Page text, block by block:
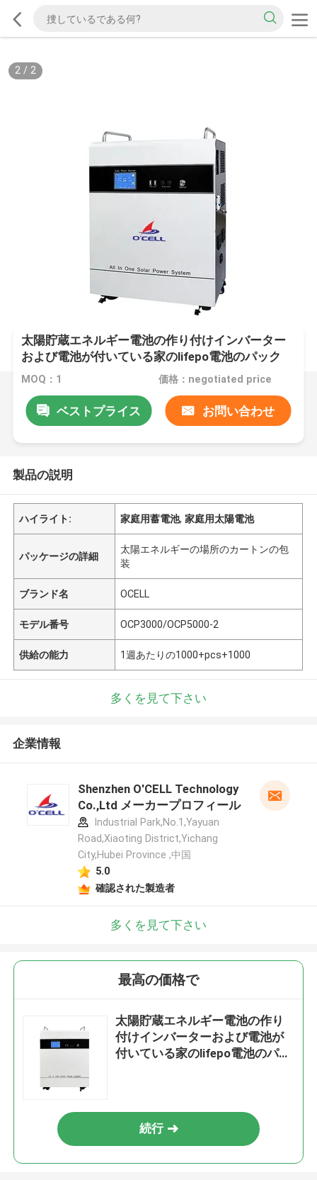
2/ 2
太陽貯蔵エネルギー電池の作り付けインバーター
および電池が付いている家のlifepo電池のパック
MOQ：1 価格：negotiated price
ベストプライス お問い合わせ
製品の説明
ハイライト: 家庭用蓄電池,家庭用太陽電池
パッケージの詳細
太陽エネルギーの場所のカートンの包
装
ブランド名 OCELL
モデル番号 OCP3000/OCP5000-2
供給の能力 1週あたりの1000+pcs+1000
多くを見て下さい
企業情報
Shenzhen O'CELL Technology
Co.,Ltd メーカープロフィール
Industrial Park,No.1,Yayuan
Road,Xiaoting District,Yichang
City,Hubei Province ,中国
5.0
確認された製造者
多くを見て下さい
最高の価格で
太陽貯蔵エネルギー電池の作り
付けインバーターおよび電池が
付いている家のlifepo電池のパッ
続行